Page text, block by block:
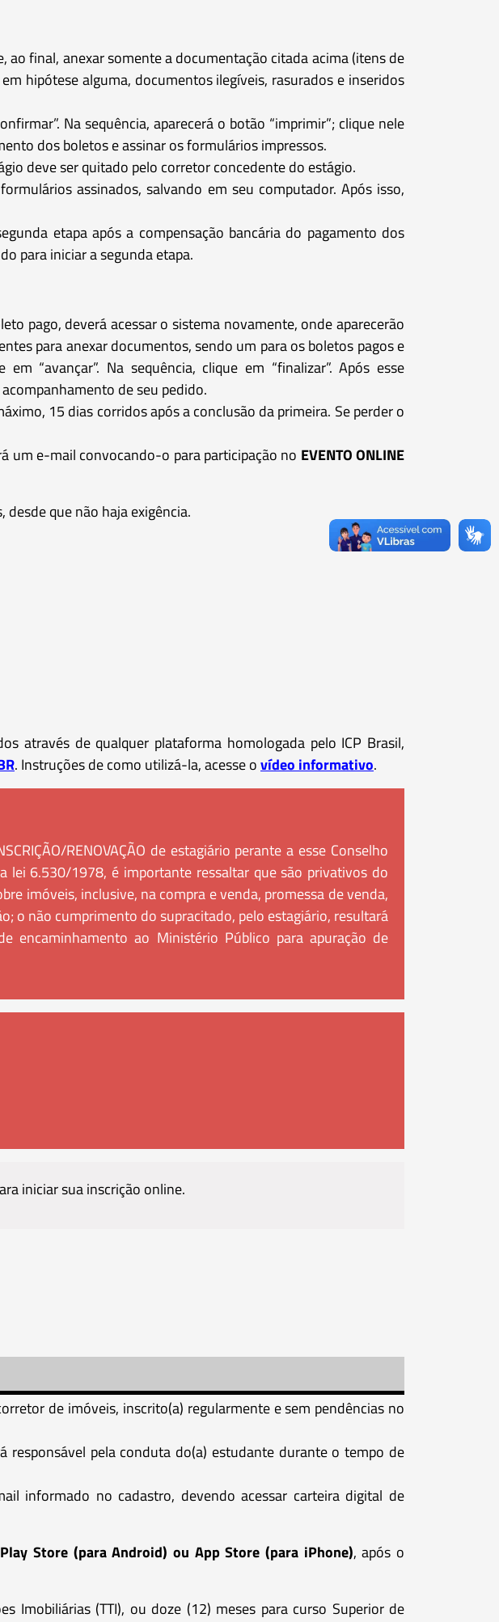
ao final, anexar somente a documentação citada acima (itens de
hipótese alguma, documentos ilegíveis, rasurados e inseridos
Na sequência, aparecerá o botão “imprimir”; clique nele
dos boletos e assinar os formulários impressos.
deve ser quitado pelo corretor concedente do estágio.
assinados, salvando em seu computador. Após isso,
etapa após a compensação bancária do pagamento dos
para iniciar a segunda etapa.
pago, deverá acessar o sistema novamente, onde aparecerão
para anexar documentos, sendo um para os boletos pagos e
“avançar”. Na sequência, clique em “finalizar”. Após esse
de seu pedido.
15 dias corridos após a conclusão da primeira. Se perder o
um e-mail convocando-o para participação no EVENTO ONLINE
que não haja exigência.
através de qualquer plataforma homologada pelo ICP Brasil,
. Instruções de como utilizá-la, acesse ovídeo informativo.
RENOVAÇÃO de estagiário perante a esse Conselho
lei 6.530/1978, é importante ressaltar que são privativos do
imóveis, inclusive, na compra e venda, promessa de venda,
o não cumprimento do supracitado, pelo estagiário, resultará
encaminhamento ao Ministério Público para apuração de
iniciar sua inscrição online.
de imóveis, inscrito(a) regularmente e sem pendências no
responsável pela conduta do(a) estudante durante o tempo de
informado no cadastro, devendo acessar carteira digital de
Play Store (para Android) ou App Store (para iPhone), após o
Imobiliárias (TTI), ou doze (12) meses para curso Superior de